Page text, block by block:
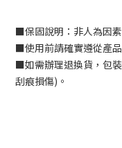
■保固說明：非人為因
■使用前請確實遵從產
■如需辦理退換貨，包
刮痕損傷) 。